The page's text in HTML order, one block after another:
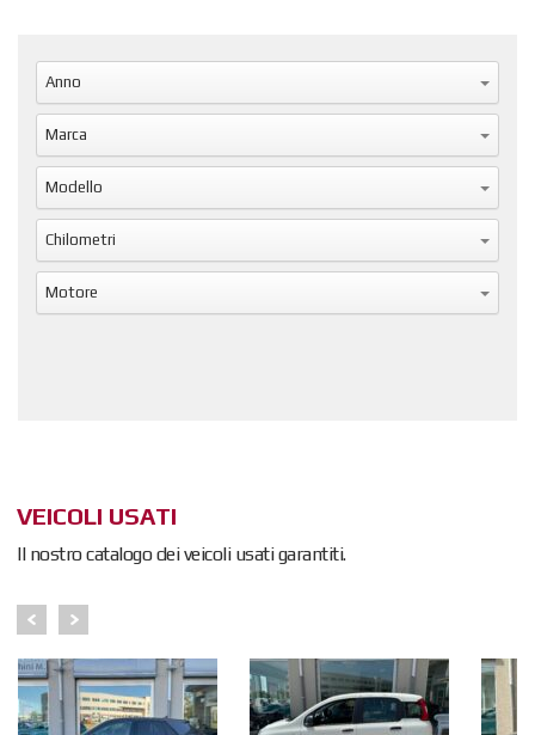
Anno
Marca
Modello
Chilometri
Motore
VEICOLI USATI
Il nostro catalogo dei veicoli usati garantiti.